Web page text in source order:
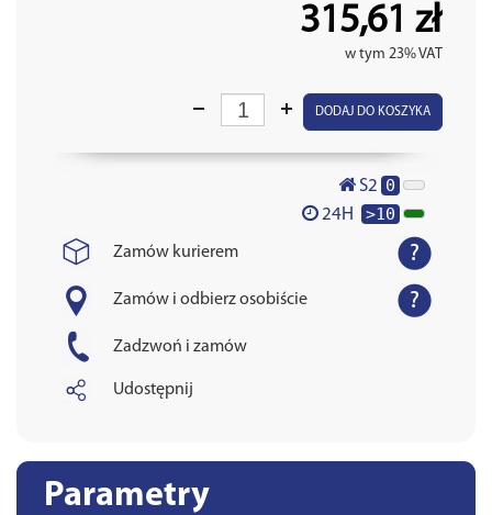
315,61 zł
w tym 23% VAT
DODAJ DO KOSZYKA
S2 0
24H >10
Zamów kurierem
Zamów i odbierz osobiście
Zadzwoń i zamów
Udostępnij
Parametry